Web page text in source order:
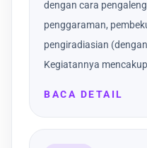
dengan cara
penggaraman,
pengiradiasian
Kegiatannya
BACA DETAIL